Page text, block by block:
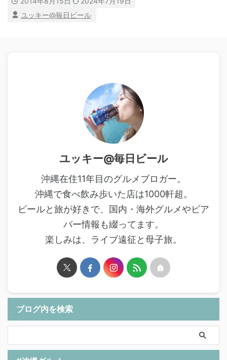
ユッキー@毎日ビール
ユッキー@毎日ビール
沖縄在住11年目のグルメブロガー。
沖縄で食べ飲み歩いた店は1000軒超。
ビールと旅が好きで、国内・海外グルメやビア
バー情報も綴ってます。
楽しみは、ライブ遠征と母子旅。
ブログ内を検索